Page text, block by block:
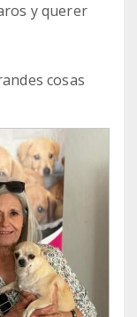
y querer
cosas